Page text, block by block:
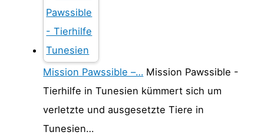
Mission Pawssible –… Mission Pawssible -
Tierhilfe in Tunesien kümmert sich um
verletzte und ausgesetzte Tiere in
Tunesien…